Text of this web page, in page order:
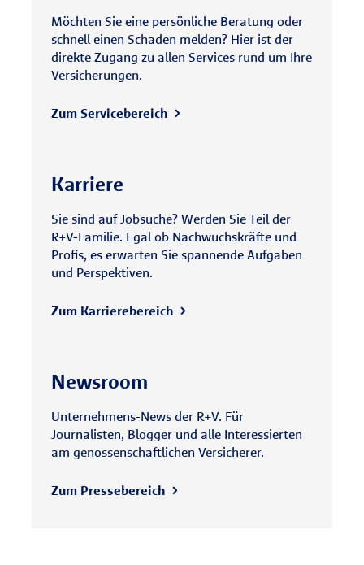
Möchten Sie eine persönliche Beratung oder
schnell einen Schaden melden? Hier ist der
direkte Zugang zu allen Services rund um Ihre
Versicherungen.
Zum Servicebereich
Karriere
Sie sind auf Jobsuche? Werden Sie Teil der
R+V-Familie. Egal ob Nachwuchskräfte und
Profis, es erwarten Sie spannende Aufgaben
und Perspektiven.
Zum Karrierebereich
Newsroom
Unternehmens-News der R+V. Für
Journalisten, Blogger und alle Interessierten
am genossenschaftlichen Versicherer.
Zum Pressebereich